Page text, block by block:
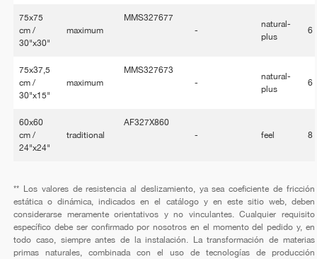
75x75
cm /
30"x30"
maximum
MMS327677
-
natural-
plus
6
75x37,5
cm /
30"x15"
maximum
MMS327673
-
natural-
plus
6
60x60
cm /
24"x24"
traditional
AF327X860
-
feel 8
** Los valores de resistencia al deslizamiento, ya sea coeficiente de fricción
estática o dinámica, indicados en el catálogo y en este sitio web, deben
considerarse meramente orientativos y no vinculantes. Cualquier requisito
específico debe ser confirmado por nosotros en el momento del pedido y, en
todo caso, siempre antes de la instalación. La transformación de materias
primas naturales, combinada con el uso de tecnologías de producción